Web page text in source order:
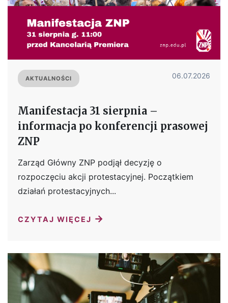
AKTUALNOŚCI 06.07.2026
Manifestacja 31 sierpnia –
informacja po konferencji prasowej
ZNP
Zarząd Główny ZNP podjął decyzję o
rozpoczęciu akcji protestacyjnej. Początkiem
działań protestacyjnych...
CZYTAJ WIĘCEJ →